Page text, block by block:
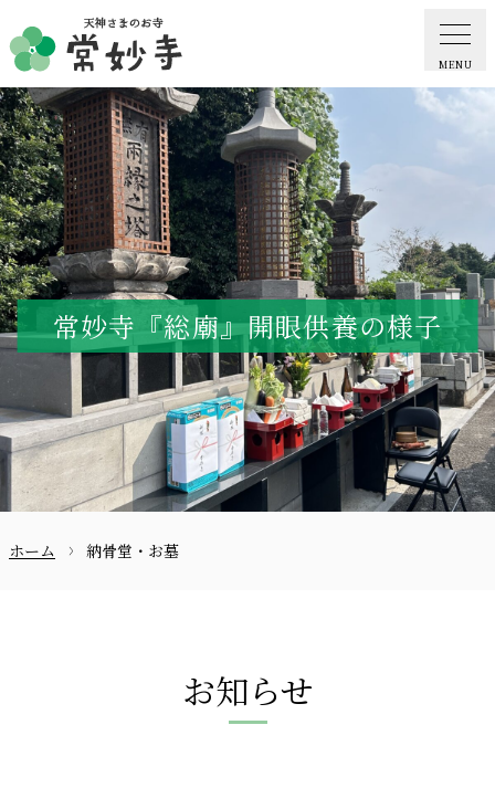
MENU
ホーム
常妙寺紹介
納骨堂・お墓
葬儀・供養・祈祷
ギャラリー
お知らせ
お問合せ
常妙寺『総廟』開眼供養の様子
ホーム 納骨堂・お墓
お知らせ